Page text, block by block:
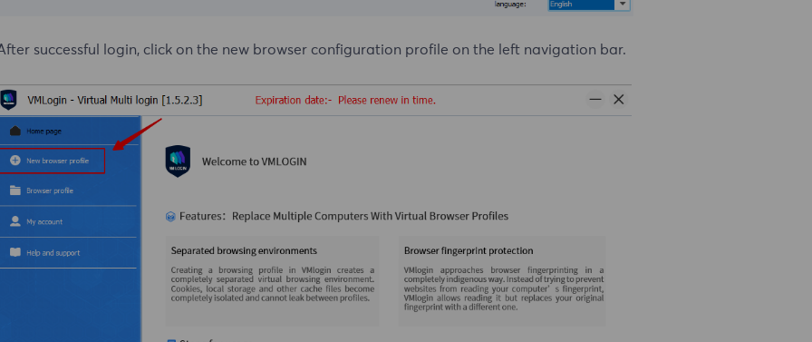
successful login, click on the new browser configuration profile on the left navigation bar.